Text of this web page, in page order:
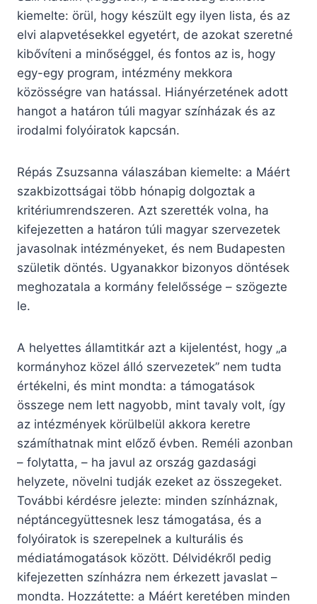
kiemelte: örül, hogy készült egy ilyen lista, és az
elvi alapvetésekkel egyetért, de azokat szeretné
kibővíteni a minőséggel, és fontos az is, hogy
egy-egy program, intézmény mekkora
közösségre van hatással. Hiányérzetének adott
hangot a határon túli magyar színházak és az
irodalmi folyóiratok kapcsán.
Répás Zsuzsanna válaszában kiemelte: a Máért
szakbizottságai több hónapig dolgoztak a
kritériumrendszeren. Azt szerették volna, ha
kifejezetten a határon túli magyar szervezetek
javasolnak intézményeket, és nem Budapesten
születik döntés. Ugyanakkor bizonyos döntések
meghozatala a kormány felelőssége – szögezte
le.
A helyettes államtitkár azt a kijelentést, hogy „a
kormányhoz közel álló szervezetek” nem tudta
értékelni, és mint mondta: a támogatások
összege nem lett nagyobb, mint tavaly volt, így
az intézmények körülbelül akkora keretre
számíthatnak mint előző évben. Reméli azonban
– folytatta, – ha javul az ország gazdasági
helyzete, növelni tudják ezeket az összegeket.
További kérdésre jelezte: minden színháznak,
néptáncegyüttesnek lesz támogatása, és a
folyóiratok is szerepelnek a kulturális és
médiatámogatások között. Délvidékről pedig
kifejezetten színházra nem érkezett javaslat –
mondta. Hozzátette: a Máért keretében minden